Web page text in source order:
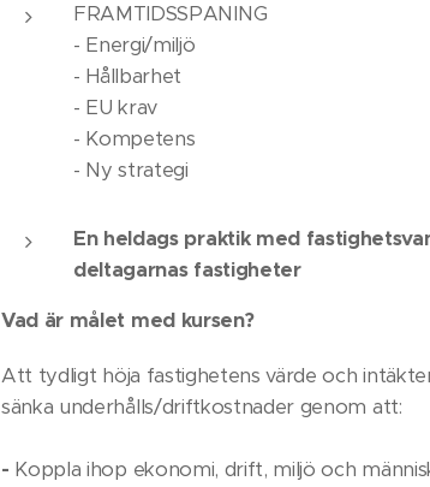
FRAMTIDSSPANING
- Energi/miljö
- Hållbarhet
- EU krav
- Kompetens
- Ny strategi
En heldags praktik med
deltagarnas fastigheter
Vad är målet med kursen?
Att tydligt höja fastighetens värde och
sänka underhålls/driftkostnader genom att:
- Koppla ihop ekonomi, drift, miljö och